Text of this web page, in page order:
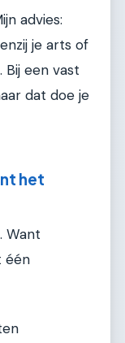
advies:
je arts of
een vast
dat doe je
het
Want
één